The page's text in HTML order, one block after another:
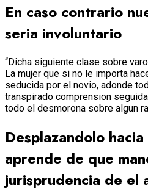
En caso contrario
seria involuntario
“Dicha siguiente clase sobre
La mujer que si no le importa
seducida por el novio, adonde
transpirado comprension
todo el desmorona sobre algun
Desplazandolo
aprende de que
jurisprudencia de el